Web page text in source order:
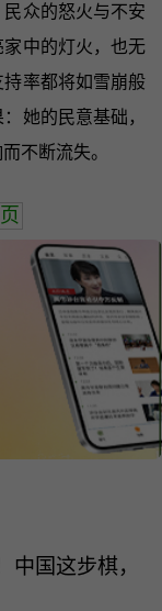
众的怒火与不安
中的灯火，也无
率都将如雪崩般
她的民意基础，
不断流失。
中国这步棋，